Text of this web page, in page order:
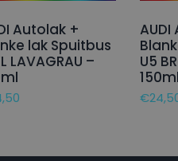
Autolak +
lak Spuitbus
LAVAGRAU –
U5
150ml
€